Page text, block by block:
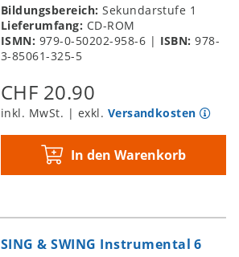
Bildungsbereich:Sekundarstufe 1
Lieferumfang: CD-ROM
ISMN: 979-0-50202-958-6 | ISBN:978-
3-85061-325-5
CHF 20.90
inkl. MwSt. | exkl. Versandkosten
In den Warenkorb
SING & SWING Instrumental 6